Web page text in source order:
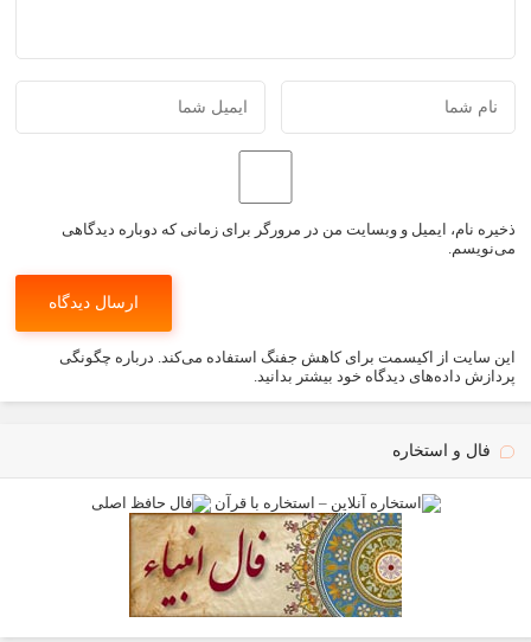
ذخیره نام، ایمیل و وبسایت من در مرورگر برای زمانی که دوباره دیدگاهی
می‌نویسم.
این سایت از اکیسمت برای کاهش جفنگ استفاده می‌کند. درباره چگونگی
پردازش داده‌های دیدگاه خود بیشتر بدانید.
فال و استخاره